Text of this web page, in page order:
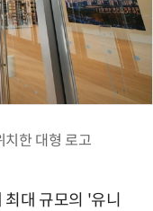
치한 대형 로고
대 규모의 '유니